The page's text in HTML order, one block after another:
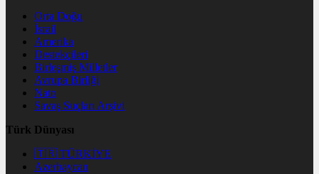
Orta Doğu
İsrail
Amerika
Destekçileri
Birleşmiş Milletler
Avrupa Birliği
Nato
Savaş Suçları Arşivi
Türk Dünyası
🇹🇷 TÜRKİYE
Azerbaycan